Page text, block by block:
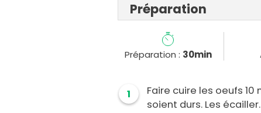
Préparation
Préparation : 30min
1
Faire cuire les oeufs
soient durs. Les écailler.